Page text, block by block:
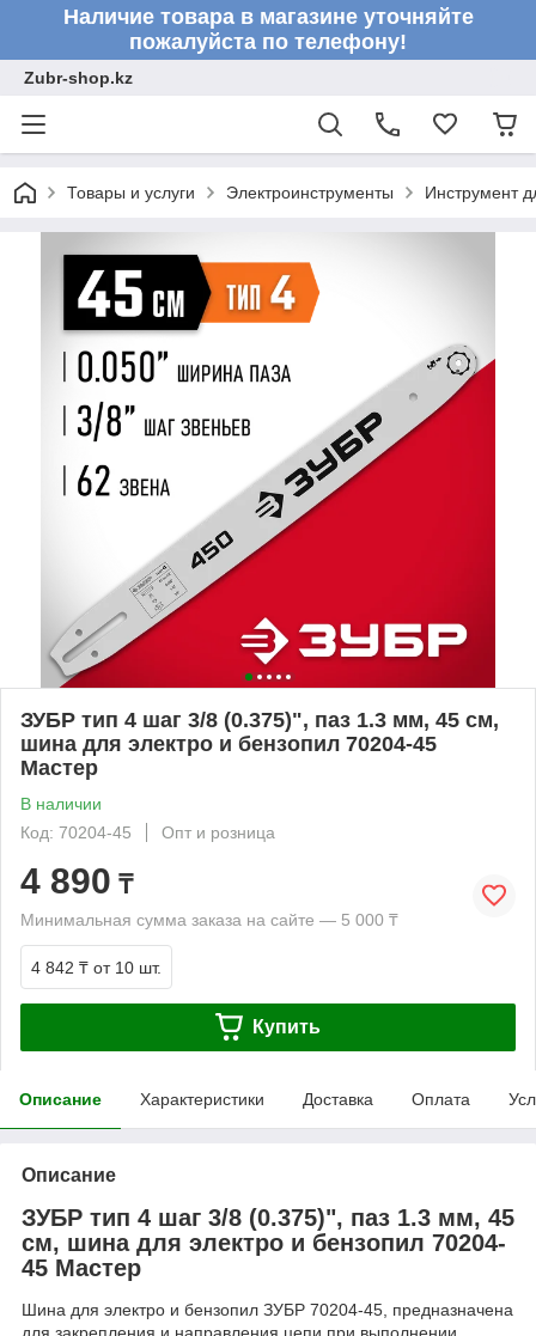
Наличие товара в магазине уточняйте
пожалуйста по телефону!
Zubr-shop.kz
Товары и услуги Электроинструменты Инструмент
ЗУБР тип 4 шаг 3/8 (0.375)", паз 1.3 мм, 45 см,
шина для электро и бензопил 70204-45
Мастер
В наличии
Код: 70204-45
Опт и розница
4 890 ₸
Минимальная сумма заказа на сайте — 5 000 ₸
4 842 ₸ от 10 шт.
Купить
Описание Характеристики Доставка Оплата
Описание
ЗУБР тип 4 шаг 3/8 (0.375)", паз 1.3 мм, 45
см, шина для электро и бензопил 70204-
45 Мастер
Шина для электро и бензопил ЗУБР 70204-45, предназначена